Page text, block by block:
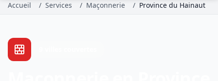
Accueil / Services / Maçonnerie / Province du Hainaut